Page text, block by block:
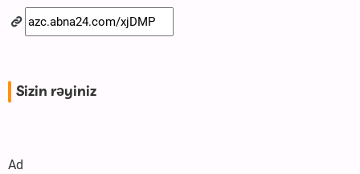
Sizin rəyiniz
Ad